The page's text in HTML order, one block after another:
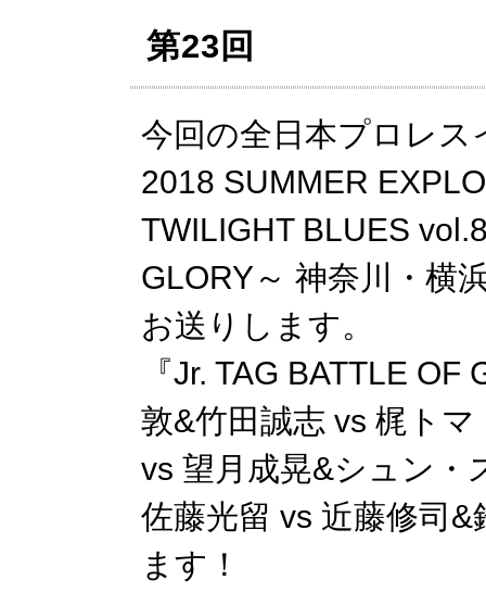
第23回
今回の全日本プロレス
2018 SUMMER
TWILIGHT BLUES
GLORY～ 神奈川・横
お送りします。
『Jr. TAG BATTLE
敦&竹田誠志 vs 梶ト
vs 望月成晃&シュン・
佐藤光留 vs 近藤修司
ます！